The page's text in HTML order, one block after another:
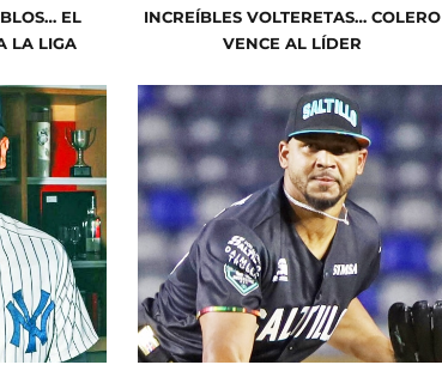
EL
LA LIGA
INCREÍBLES VOLTERETAS… COLERO
VENCE AL LÍDER